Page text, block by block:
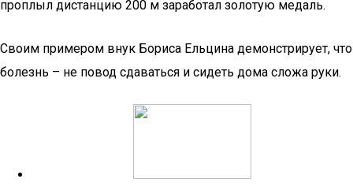
проплыл дистанцию 200 м заработал золотую медаль.
Своим примером внук Бориса Ельцина демонстрирует, что
болезнь – не повод сдаваться и сидеть дома сложа руки.